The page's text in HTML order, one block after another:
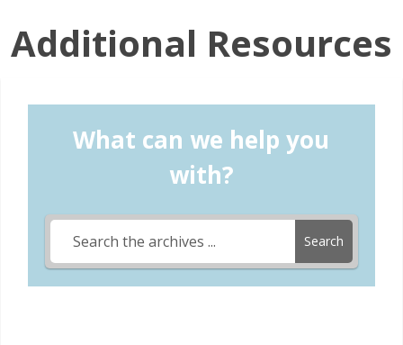
Additional Resources
What can we help you
with?
Search